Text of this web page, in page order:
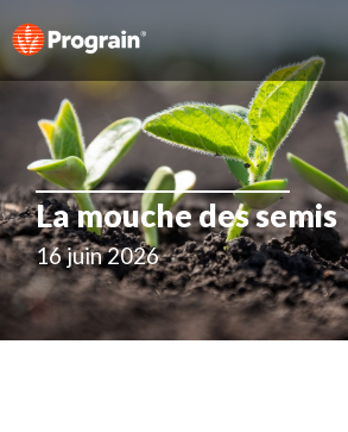
La mouche des semis
16 juin 2026